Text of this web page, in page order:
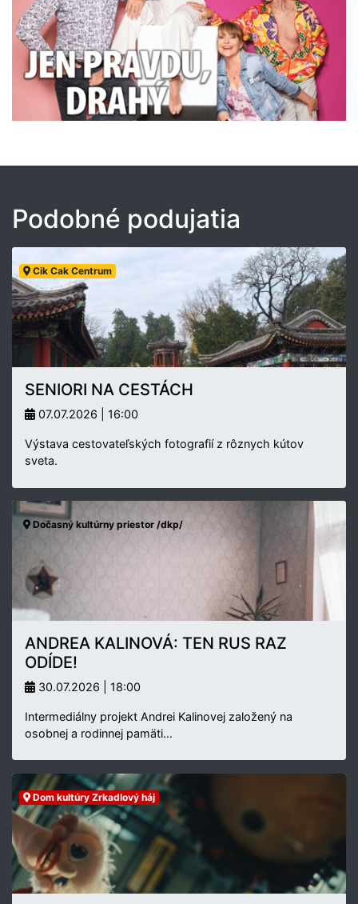
Podobné podujatia
Cik Cak Centrum
SENIORI NA CESTÁCH
07.07.2026 | 16:00
Výstava cestovateľských fotografií z rôznych kútov
sveta.
Dočasný kultúrny priestor /dkp/
ANDREA KALINOVÁ: TEN RUS RAZ
ODÍDE!
30.07.2026 | 18:00
Intermediálny projekt Andrei Kalinovej založený na
osobnej a rodinnej pamäti…
Dom kultúry Zrkadlový háj